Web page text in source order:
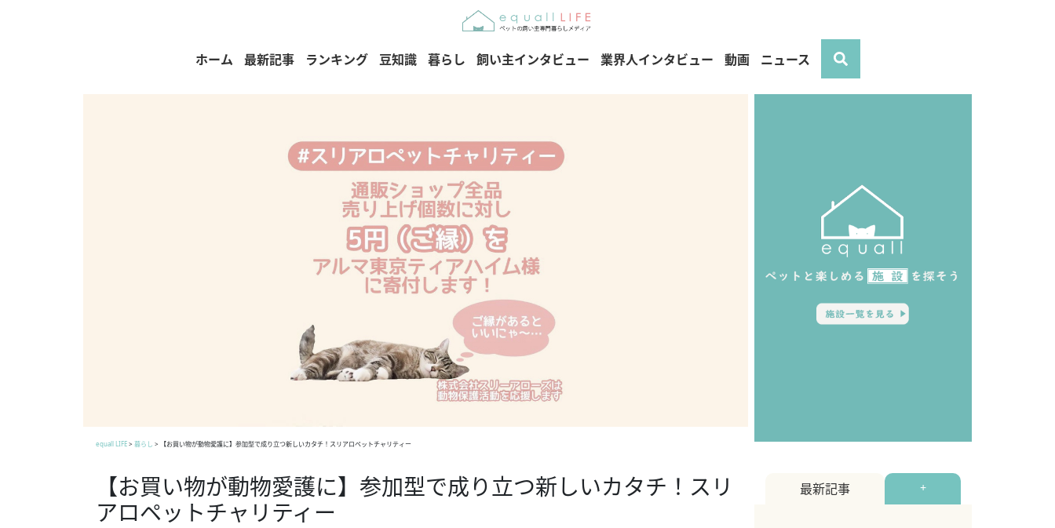
ホーム 最新記事 ランキング 豆知識 暮らし 飼い主インタビュー 業界人インタビュー 動画 ニュース
equall LIFE> 暮らし > 【お買い物が動物愛護に】参加型で成り立つ新しいカタチ！スリアロペットチャリティー
【お買い物が動物愛護に】参加型で成り立つ新しいカタチ！スリ
アロペットチャリティー
最新記事 +